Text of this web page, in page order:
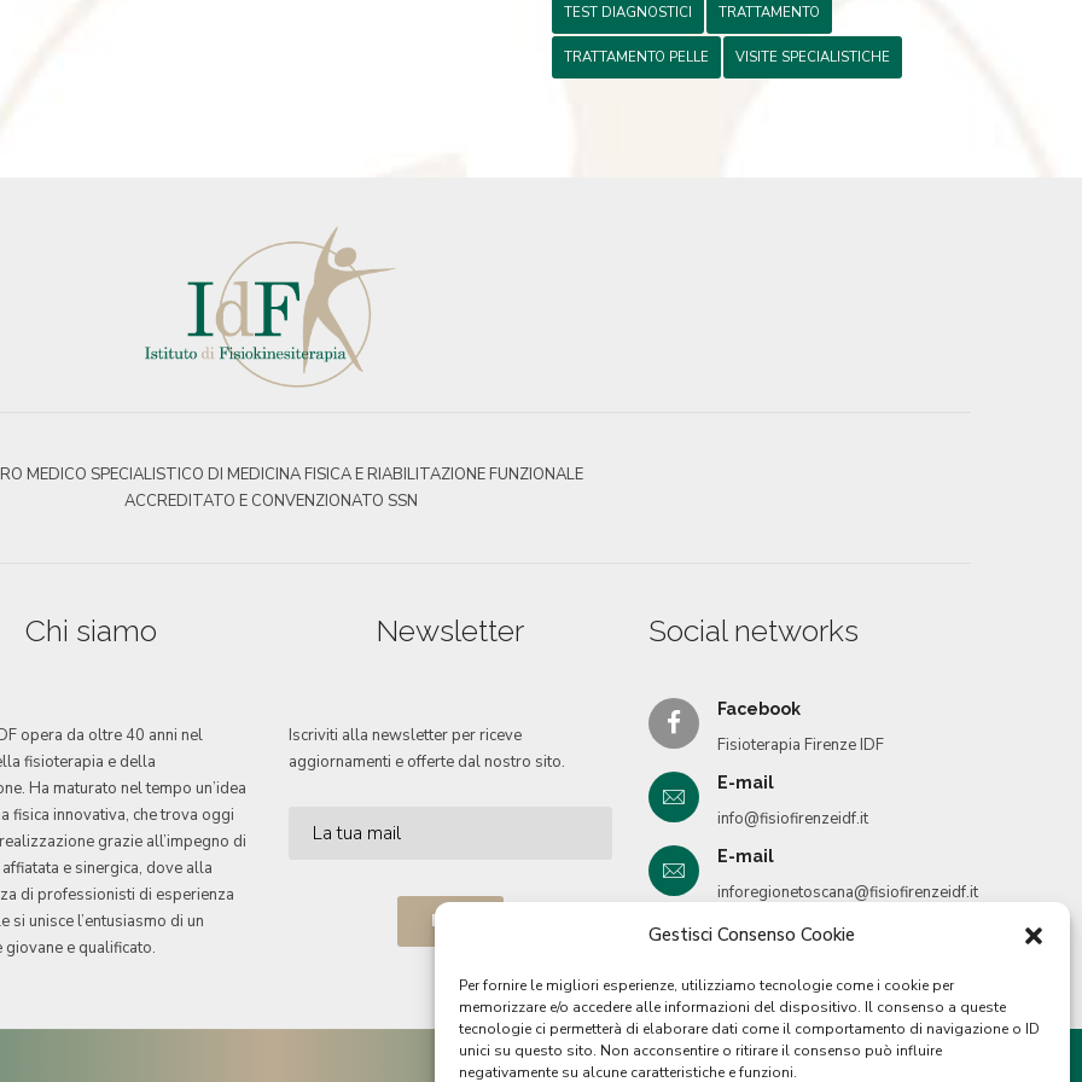
Gestisci Consenso Cookie
Per fornire le migliori esperienze, utilizziamo tecnologie come i cookie per
memorizzare e/o accedere alle informazioni del dispositivo. Il consenso a queste
tecnologie ci permetterà di elaborare dati come il comportamento di navigazione o ID
unici su questo sito. Non acconsentire o ritirare il consenso può influire
negativamente su alcune caratteristiche e funzioni.
TEST DIAGNOSTICI TRATTAMENTO
TRATTAMENTO PELLE VISITE SPECIALISTICHE
MEDICO SPECIALISTICO DI MEDICINA FISICA E RIABILITAZIONE FUNZIONALE
ACCREDITATO E CONVENZIONATO SSN
Chi siamo
opera da oltre 40 anni nel
fisioterapia e della
Ha maturato nel tempo un’idea
fisica innovativa, che trova oggi
grazie all’impegno di
affiatata e sinergica, dove alla
di professionisti di esperienza
si unisce l’entusiasmo di un
giovane e qualificato.
Newsletter
Iscriviti alla newsletter per riceve
aggiornamenti e offerte dal nostro sito.
Social networks
Facebook
Fisioterapia Firenze IDF
E-mail
info@fisiofirenzeidf.it
E-mail
inforegionetoscana@fisiofirenzeidf.it
Instagram